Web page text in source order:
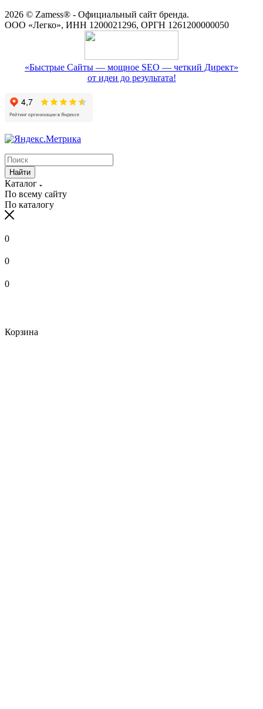
2026 © Zamess® - Официальный сайт бренда.
ООО «Легко», ИНН 1200021296, ОРГН 1261200000050
«Быстрые Сайты — мощное SEO — четкий Директ»
от идеи до результата!
Найти
Каталог
По всему сайту
По каталогу
0
0
0
Корзина